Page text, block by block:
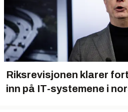
Riksrevisjonen klarer
inn på IT-systemene i